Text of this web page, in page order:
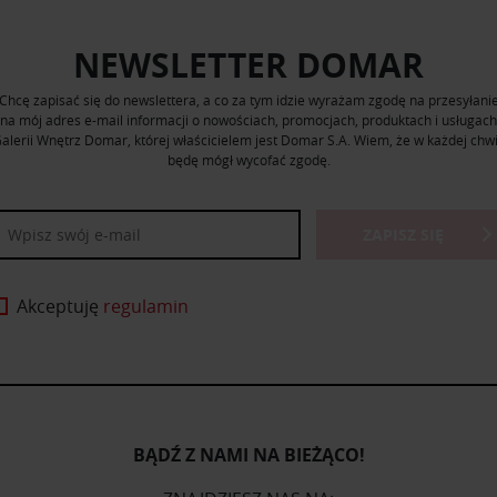
NEWSLETTER DOMAR
zapisać się do newslettera, a co za tym idzie wyrażam zgodę na
na mój adres e-mail informacji o nowościach, promocjach, produktach i usługach
Wnętrz Domar, której właścicielem jest Domar S.A. Wiem, że w każdej
będę mógł wycofać zgodę.
Akceptuję regulamin
BĄDŹ Z NAMI NA BIEŻĄCO!